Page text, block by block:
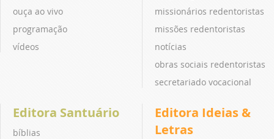
ouça ao vivo
programação
vídeos
missionários redentoristas
missões redentoristas
notícias
obras sociais redentoristas
secretariado vocacional
Editora Santuário
bíblias
Editora Ideias &
Letras